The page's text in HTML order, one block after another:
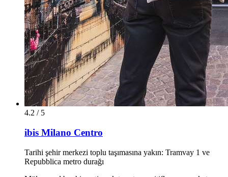
4.2 / 5
ibis Milano Centro
Tarihi şehir merkezi toplu taşımasına yakın: Tramvay 1 ve
Repubblica metro durağı